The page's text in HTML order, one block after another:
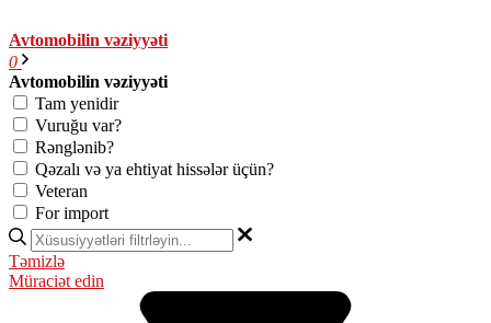
Avtomobilin vəziyyəti
0
Avtomobilin vəziyyəti
Tam yenidir
Vuruğu var?
Rənglənib?
Qəzalı və ya ehtiyat hissələr üçün?
Veteran
For import
Təmizlə
Müraciət edin